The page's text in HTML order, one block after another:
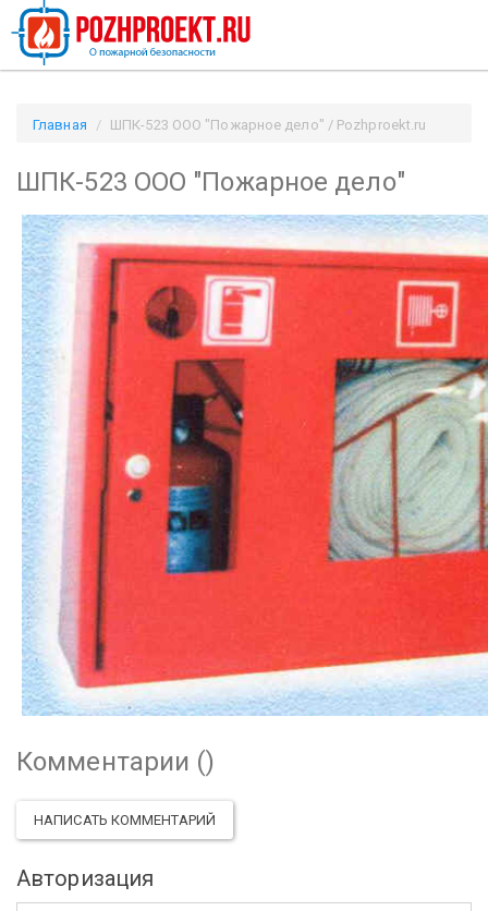
Главная ШПК-523 ООО "Пожарное дело" / Pozhproekt.ru
ШПК-523 ООО "Пожарное дело"
Комментарии ()
НАПИСАТЬ КОММЕНТАРИЙ
Авторизация